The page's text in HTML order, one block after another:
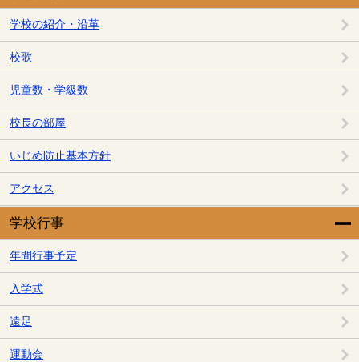
学校の紹介・沿革
校歌
児童数・学級数
校長の部屋
いじめ防止基本方針
アクセス
学校行事
年間行事予定
入学式
遠足
運動会